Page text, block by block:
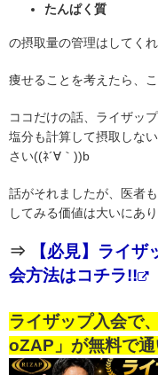
たんぱく質
の摂取量の管理はしてくれ
痩せることを考えたら、
ココだけの話、ライザッ
塩分も計算して摂取しな
さい((ﾈ´∀｀))b
話がそれましたが、医者
してみる価値は大いにあり
⇒
【必見】ライ
会方法はコチラ!!
ライザップ入会で
oZAP」が無料で